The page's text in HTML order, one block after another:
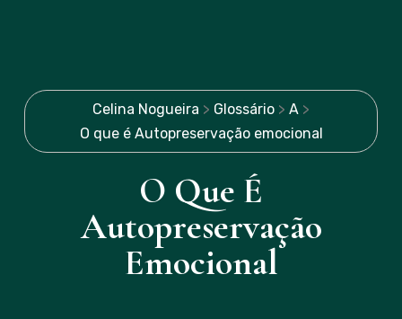
Celina Nogueira > Glossário > A >
O que é Autopreservação emocional
O Que É
Autopreservação
Emocional